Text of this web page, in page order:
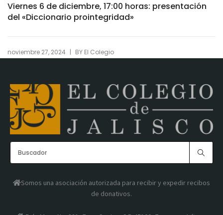
Viernes 6 de diciembre, 17:00 horas: presentación
del «Diccionario prointegridad»
noviembre 27, 2024 | BY El Colegio
Somos una asociación autorizada para recibir y expedir recibos
de donativos.